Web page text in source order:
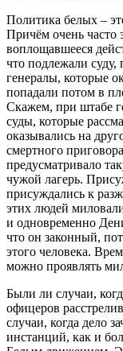
Политика белых –
Причём очень часто
воплощавшееся
что подлежали
генералы, которые
попадали потом в
Скажем, при штабе
суды, которые
оказывались на
смертного
предусматривало
чужой лагерь.
присуждались к
этих людей
и одновременно
что он законный,
этого человека.
можно проявлять
Были ли случаи,
офицеров
случаи, когда дело
инстанций, как и